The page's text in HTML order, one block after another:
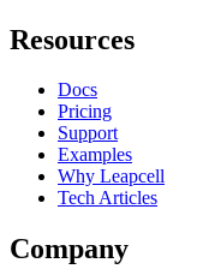
Resources
Docs
Pricing
Support
Examples
Why Leapcell
Tech Articles
Company